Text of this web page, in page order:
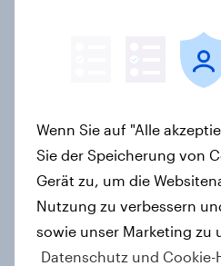
[DE On-Demand
die Suche
Das Geschäft mit
verkäufliches
doch digitale
Wenn Sie auf "Alle
Sie der Speicherung von
Gerät zu, um die
Nutzung zu verbessern
sowie unser Marketing zu
Datenschutz und Cookie-